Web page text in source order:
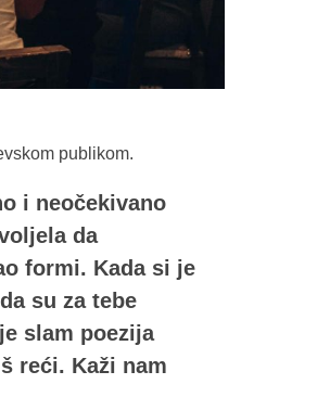
publikom.
i neočekivano
da
formi. Kada si je
su za tebe
slam poezija
reći. Kaži nam